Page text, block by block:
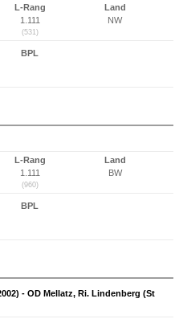
L-Rang
1.111
(531)
Land
NW
BPL
L-Rang
1.111
(960)
Land
BW
BPL
- OD Mellatz, Ri. Lindenberg (St